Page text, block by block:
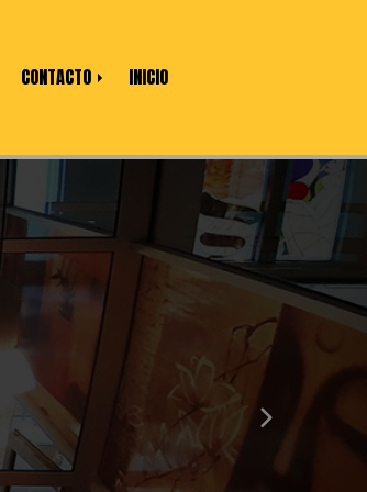
CONTACTO INICIO
next